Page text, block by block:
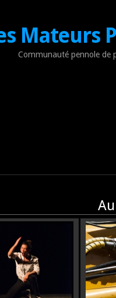
Mateurs
Communauté pennole de